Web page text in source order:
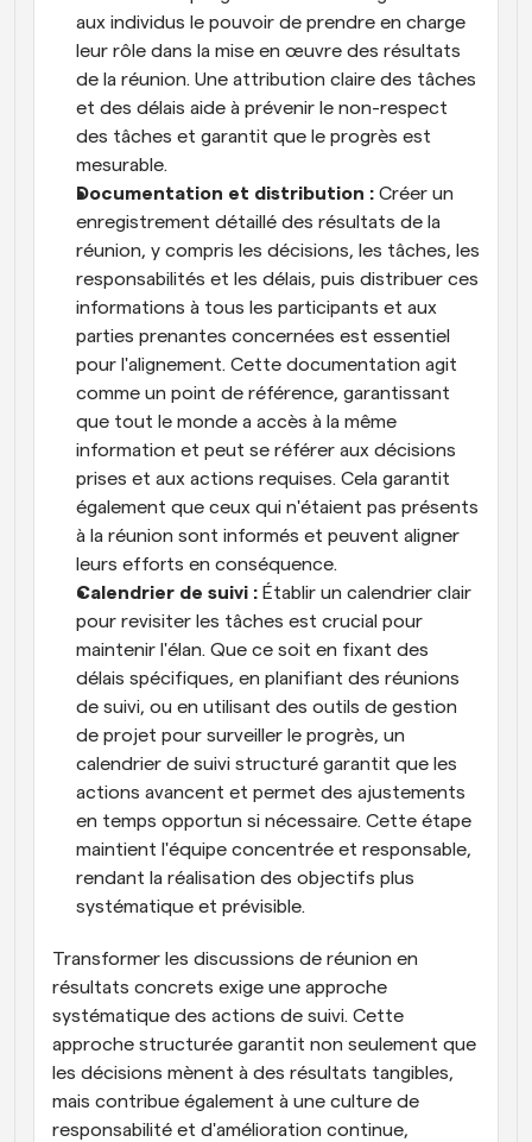
aux individus le pouvoir de prendre en charge
leur rôle dans la mise en œuvre des résultats
de la réunion. Une attribution claire des tâches
et des délais aide à prévenir le non-respect
des tâches et garantit que le progrès est
mesurable.
Documentation et distribution : Créer un
enregistrement détaillé des résultats de la
réunion, y compris les décisions, les tâches, les
responsabilités et les délais, puis distribuer ces
informations à tous les participants et aux
parties prenantes concernées est essentiel
pour l'alignement. Cette documentation agit
comme un point de référence, garantissant
que tout le monde a accès à la même
information et peut se référer aux décisions
prises et aux actions requises. Cela garantit
également que ceux qui n'étaient pas présents
à la réunion sont informés et peuvent aligner
leurs efforts en conséquence.
Calendrier de suivi : Établir un calendrier clair
pour revisiter les tâches est crucial pour
maintenir l'élan. Que ce soit en fixant des
délais spécifiques, en planifiant des réunions
de suivi, ou en utilisant des outils de gestion
de projet pour surveiller le progrès, un
calendrier de suivi structuré garantit que les
actions avancent et permet des ajustements
en temps opportun si nécessaire. Cette étape
maintient l'équipe concentrée et responsable,
rendant la réalisation des objectifs plus
systématique et prévisible.
Transformer les discussions de réunion en
résultats concrets exige une approche
systématique des actions de suivi. Cette
approche structurée garantit non seulement que
les décisions mènent à des résultats tangibles,
mais contribue également à une culture de
responsabilité et d'amélioration continue,